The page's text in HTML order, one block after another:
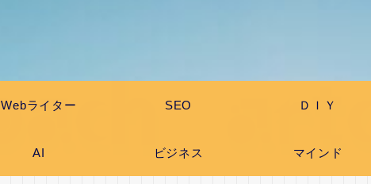
Webライター SEO ＤＩＹ
AI ビジネス マインド